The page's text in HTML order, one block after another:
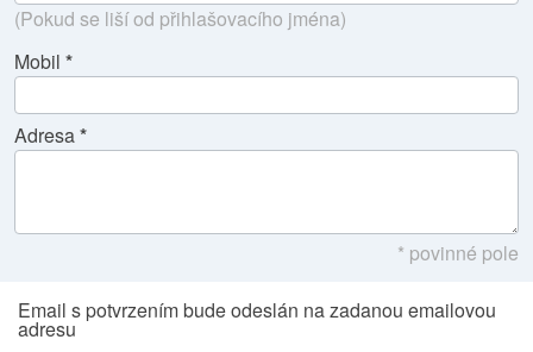
(Pokud se liší od přihlašovacího jména)
Mobil
Adresa
* povinné pole
Email s potvrzením bude odeslán na zadanou emailovou
adresu